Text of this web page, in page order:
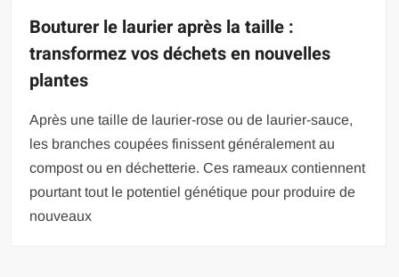
Bouturer le laurier après la taille :
transformez vos déchets en nouvelles
plantes
Après une taille de laurier-rose ou de laurier-sauce,
les branches coupées finissent généralement au
compost ou en déchetterie. Ces rameaux contiennent
pourtant tout le potentiel génétique pour produire de
nouveaux